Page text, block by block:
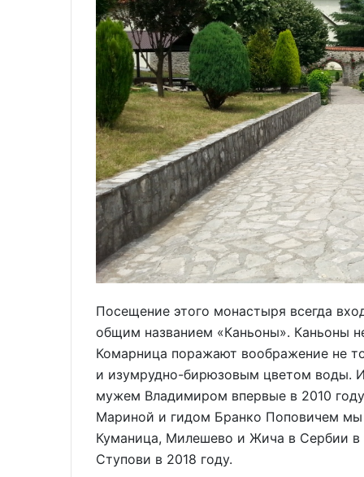
Посещение этого монастыря всегда
общим названием «Каньоны». Каньоны
Комарница поражают воображение не
и изумрудно-бирюзовым цветом воды.
мужем Владимиром впервые в 2010
Мариной и гидом Бранко Поповичем
Куманица, Милешево и Жича в Сербии
Ступови в 2018 году.